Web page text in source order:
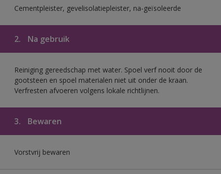
Cementpleister, gevelisolatiepleister, na-geïsoleerde
2. Na gebruik
Reiniging gereedschap met water. Spoel verf nooit door de
gootsteen en spoel materialen niet uit onder de kraan.
Verfresten afvoeren volgens lokale richtlijnen.
3. Bewaren
Vorstvrij bewaren